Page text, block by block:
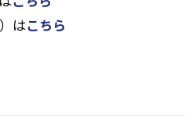
はこちら